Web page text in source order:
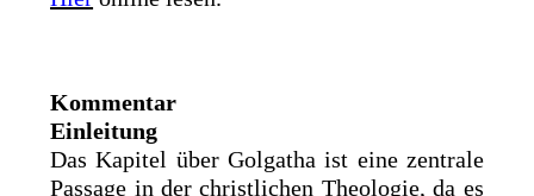
Kommentar
Einleitung
Das Kapitel über Golgatha ist eine zentrale
Passage in der christlichen Theologie, da es